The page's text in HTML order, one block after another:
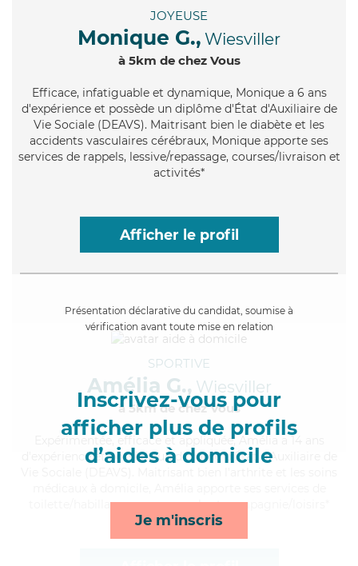
JOYEUSE
Monique G., Wiesviller
à 5km de chez Vous
Efficace, infatiguable et dynamique, Monique a 6 ans
d'expérience et possède un diplôme d'État d'Auxiliaire de
Vie Sociale (DEAVS). Maitrisant bien le diabète et les
accidents vasculaires cérébraux, Monique apporte ses
services de rappels, lessive/repassage, courses/livraison et
activités*
Afficher le profil
Présentation déclarative du candidat, soumise à
vérification avant toute mise en relation
Inscrivez-vous pour
afficher plus de profils
d’aides à domicile
Je m'inscris
SPORTIVE
Amélia G., Wiesviller
à 5km de chez Vous
, efficace et appliquée, Amélia a 14 ans
d'expérience et possède un diplôme d'État d'Auxiliaire de
toilette/habillage, repas, rappels et compagnie/loisirs*